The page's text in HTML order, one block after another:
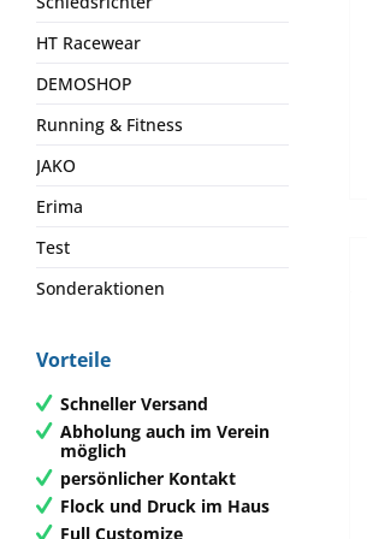
HT Racewear
DEMOSHOP
Running & Fitness
JAKO
Erima
Test
Sonderaktionen
Vorteile
Schneller Versand
Abholung auch im Verein
möglich
persönlicher Kontakt
Flock und Druck im Haus
Full Customize